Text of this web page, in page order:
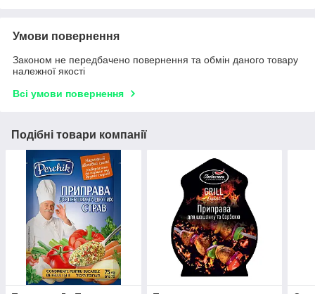
Умови повернення
Законом не передбачено повернення та обмін даного товару
належної якості
Всі умови повернення
Подібні товари компанії